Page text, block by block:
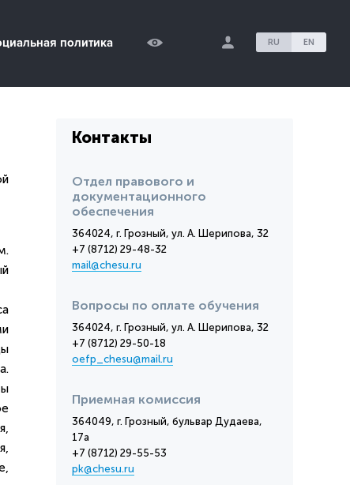
политика RU EN
Контакты
Отдел правового и
документационного
обеспечения
364024, г. Грозный, ул. А. Шерипова, 32
+7 (8712) 29-48-32
mail@chesu.ru
Вопросы по оплате обучения
364024, г. Грозный, ул. А. Шерипова, 32
+7 (8712) 29-50-18
oefp_chesu@mail.ru
Приемная комиссия
364049, г. Грозный, бульвар Дудаева,
17а
+7 (8712) 29-55-53
pk@chesu.ru